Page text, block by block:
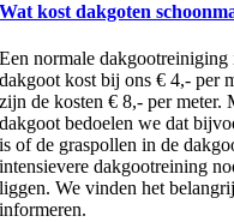
Wat kost dakgoten
Een normale
dakgoot kost bij ons € 4,- per
zijn de kosten € 8,- per meter.
dakgoot bedoelen we dat
is of de graspollen in de
intensievere dakgootreining
liggen. We vinden het
informeren.